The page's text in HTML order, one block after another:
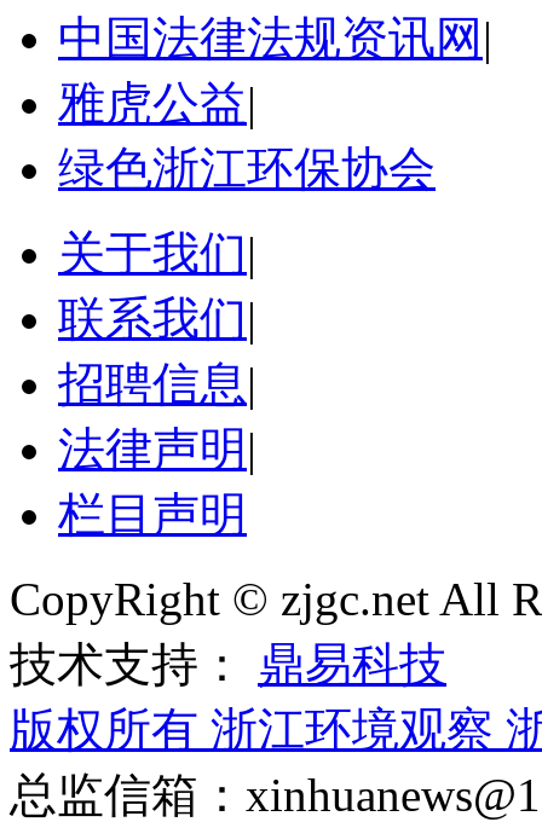
中国法律法规资讯网 |
雅虎公益|
绿色浙江环保协会
关于我们|
联系我们|
招聘信息|
法律声明 |
栏目声明
CopyRight © zjgc.net All
技术支持： 鼎易科技
版权所有 浙江环境观察
总监信箱：